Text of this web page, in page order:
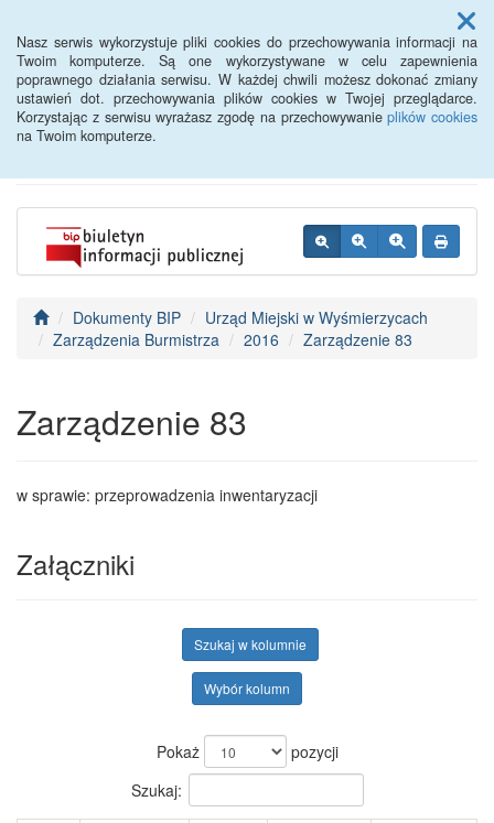
Nasz serwis wykorzystuje pliki cookies do przechowywania informacji na
Twoim komputerze. Są one wykorzystywane w celu zapewnienia
poprawnego działania serwisu. W każdej chwili możesz dokonać zmiany
ustawień dot. przechowywania plików cookies w Twojej przeglądarce.
Korzystając z serwisu wyrażasz zgodę na przechowywanieplików cookies
na Twoim komputerze.
Menu
BIP - Urząd Miejski
Wyśmierzyce
Dokumenty BIP
Urząd Miejski w Wyśmierzycach
Zarządzenia Burmistrza
2016 Zarządzenie 83
Zarządzenie 83
w sprawie: przeprowadzenia inwentaryzacji
Załączniki
Szukaj w kolumnie
Wybór kolumn
Pokaż
pozycji
Szukaj: